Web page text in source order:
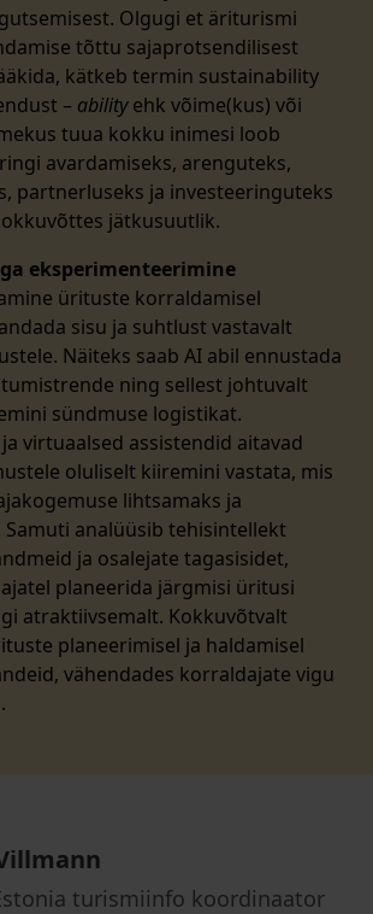
Olgugi et äriturismi
tõttu sajaprotsendilisest
kätkeb termin sustainability
– abilityehk võime(kus) või
tuua kokku inimesi loob
avardamiseks, arenguteks,
partnerluseks ja investeeringuteks
jätkusuutlik.
eksperimenteerimine
ürituste korraldamisel
sisu ja suhtlust vastavalt
Näiteks saab AI abil ennustada
ning sellest johtuvalt
sündmuse logistikat.
virtuaalsed assistendid aitavad
oluliselt kiiremini vastata, mis
lihtsamaks ja
analüüsib tehisintellekt
ja osalejate tagasisidet,
planeerida järgmisi üritusi
atraktiivsemalt. Kokkuvõtvalt
planeerimisel ja haldamisel
vähendades korraldajate vigu
turismiinfo koordinaator